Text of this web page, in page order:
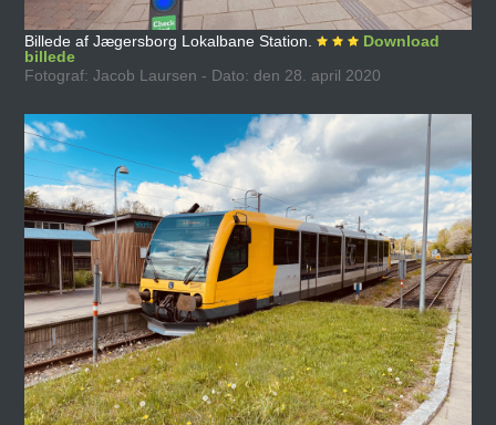
Billede af Jægersborg Lokalbane Station.
Download
billede
Fotograf: Jacob Laursen - Dato: den 28. april 2020